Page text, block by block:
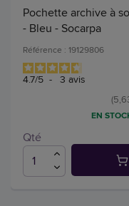
Pochette archive à
- Bleu - Socarpa
Référence : 19129806
4.7/5 - 3 avis
EN
Qté